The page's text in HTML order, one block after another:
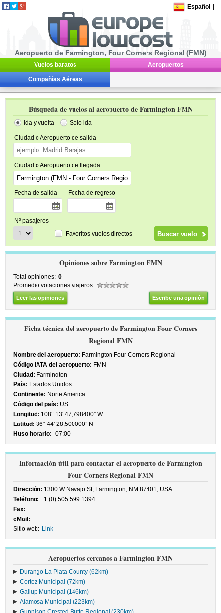
Español
Aeropuerto de Farmington, Four Corners Regional (FMN)
Vuelos baratos Aeropuertos
Compañías Aéreas
Búsqueda de vuelos al aeropuerto de Farmington FMN
Ida y vuelta Solo ida
Ciudad o Aeropuerto de salida
Ciudad o Aeropuerto de llegada
Fecha de salida Fecha de regreso
Nº pasajeros
Favoritos vuelos directos
Opiniones sobre Farmington FMN
Total opiniones: 0
Promedio votaciones viajeros:
Leer las opiniones Escribe una opinión
Ficha técnica del aeropuerto de Farmington Four Corners
Regional FMN
Nombre del aeropuerto: Farmington Four Corners Regional
Código IATA del aeropuerto: FMN
Ciudad: Farmington
País: Estados Unidos
Continente: Norte America
Código del país: US
Longitud: 108° 13' 47,798400” W
Latitud: 36° 44' 28,500000” N
Huso horario: -07:00
Información útil para contactar el aeropuerto de Farmington
Four Corners Regional FMN
Dirección: 1300 W Navajo St, Farmington, NM 87401, USA
Teléfono: +1 (0) 505 599 1394
Fax:
eMail:
Sitio web: Link
Aeropuertos cercanos a Farmington FMN
Durango La Plata County (62km)
Cortez Municipal (72km)
Gallup Municipal (146km)
Alamosa Municipal (223km)
Gunnison Crested Butte Regional (230km)